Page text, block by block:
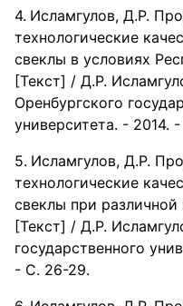
Исламгулов, Д.Р.
технологические
свеклы в условиях
[Текст] / Д.Р.
Оренбургского
университета. -
Исламгулов, Д.Р.
технологические
свеклы при различной
[Текст] / Д.Р.
государственного
- С. 26-29.